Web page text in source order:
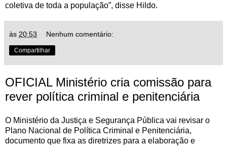
coletiva de toda a população”, disse Hildo.
às 20:53 Nenhum comentário:
Compartilhar
OFICIAL Ministério cria comissão para
rever política criminal e penitenciária
O Ministério da Justiça e Segurança Pública vai revisar o
Plano Nacional de Política Criminal e Penitenciária,
documento que fixa as diretrizes para a elaboração e